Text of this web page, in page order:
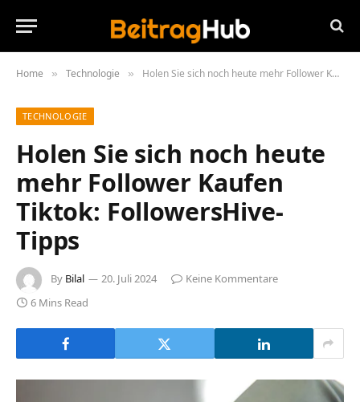
Home » Technologie » Holen Sie sich noch heute mehr Follower Kaufen Tiktok: FollowersHive-Tipps
TECHNOLOGIE
Holen Sie sich noch heute
mehr Follower Kaufen
Tiktok: FollowersHive-
Tipps
By Bilal 20. Juli 2024
Keine Kommentare
6 Mins Read